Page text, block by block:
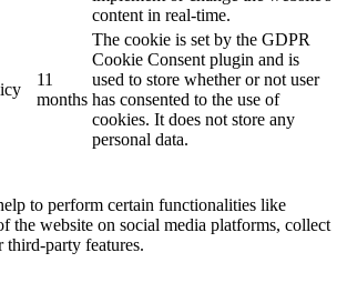
content in real-time.
11
months
The cookie is set by the GDPR
Cookie Consent plugin and is
used to store whether or not user
has consented to the use of
cookies. It does not store any
personal data.
to perform certain functionalities like
the website on social media platforms, collect
third-party features.